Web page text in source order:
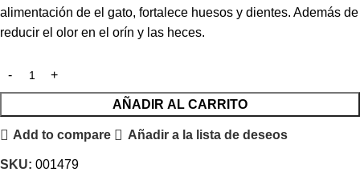
alimentación de el gato, fortalece huesos y dientes. Además de
reducir el olor en el orín y las heces.
AÑADIR AL CARRITO
Add to compare Añadir a la lista de deseos
SKU: 001479